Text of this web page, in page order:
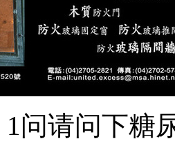
1问请问下糖